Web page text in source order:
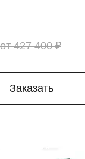
427 400 ₽
Заказать